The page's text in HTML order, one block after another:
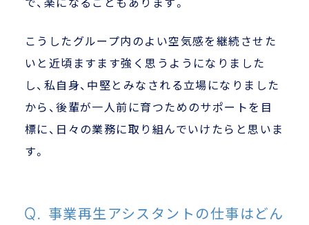
こうしたグループ内のよい空気感を継続させた
いと近頃ますます強く思うようになりました
し、私自身、中堅とみなされる立場になりました
から、後輩が一人前に育つためのサポートを目
標に、日々の業務に取り組んでいけたらと思いま
す。
事業再生アシスタントの仕事はどん